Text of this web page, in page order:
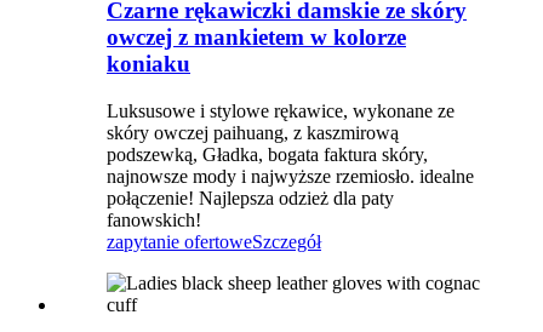
Czarne rękawiczki damskie ze skóry
owczej z mankietem w kolorze
koniaku
Luksusowe i stylowe rękawice, wykonane ze
skóry owczej paihuang, z kaszmirową
podszewką, Gładka, bogata faktura skóry,
najnowsze mody i najwyższe rzemiosło. idealne
połączenie! Najlepsza odzież dla paty
fanowskich!
zapytanie ofertoweSzczegół